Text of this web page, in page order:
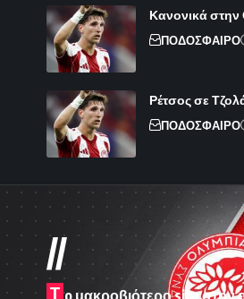
Κανονικά στην
ΠΟΔΟΣΦΑΙΡΟ
Ρέτσος σε
ΠΟΔΟΣΦΑΙΡΟ
//
T